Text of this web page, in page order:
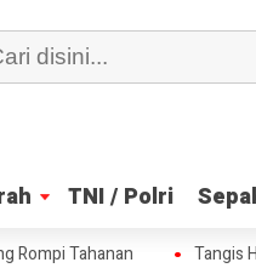
TNI / Polri
TNI / Polri
Tahanan Tangis